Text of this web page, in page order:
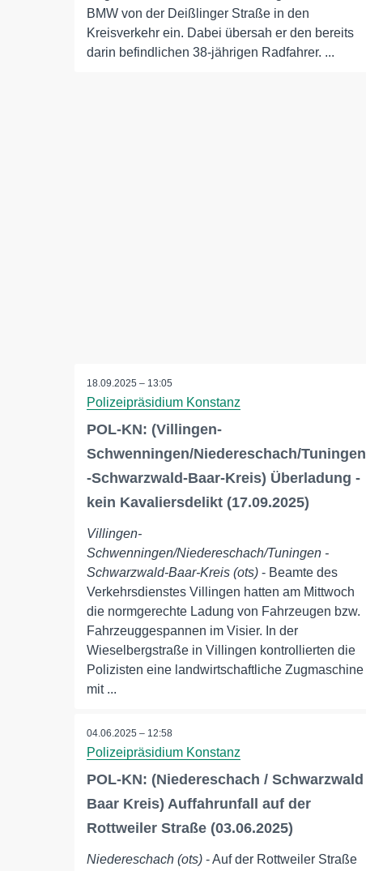
BMW von der Deißlinger Straße in den
Kreisverkehr ein. Dabei übersah er den bereits
darin befindlichen 38-jährigen Radfahrer. ...
18.09.2025 – 13:05
Polizeipräsidium Konstanz
POL-KN: (Villingen-
Schwenningen/Niedereschach/Tuningen
-Schwarzwald-Baar-Kreis) Überladung -
kein Kavaliersdelikt (17.09.2025)
Villingen-
Schwenningen/Niedereschach/Tuningen -
Schwarzwald-Baar-Kreis (ots) - Beamte des
Verkehrsdienstes Villingen hatten am Mittwoch
die normgerechte Ladung von Fahrzeugen bzw.
Fahrzeuggespannen im Visier. In der
Wieselbergstraße in Villingen kontrollierten die
Polizisten eine landwirtschaftliche Zugmaschine
mit ...
04.06.2025 – 12:58
Polizeipräsidium Konstanz
POL-KN: (Niedereschach / Schwarzwald
Baar Kreis) Auffahrunfall auf der
Rottweiler Straße (03.06.2025)
Niedereschach (ots) - Auf der Rottweiler Straße